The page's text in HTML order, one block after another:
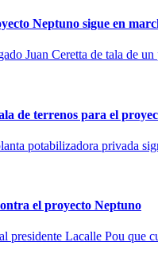
Neptuno sigue en
Juan Ceretta de tala de
de terrenos para el
potabilizadora privada
el proyecto Neptuno
presidente Lacalle Pou